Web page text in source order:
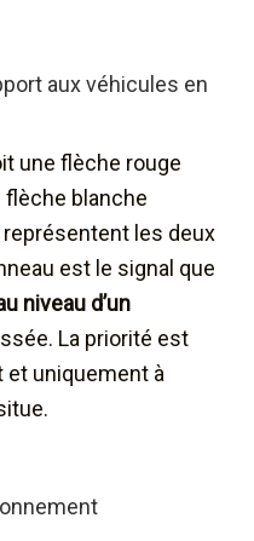
aux véhicules en
une flèche rouge
flèche blanche
les deux
est le signal que
niveau d’un
La priorité est
uniquement à